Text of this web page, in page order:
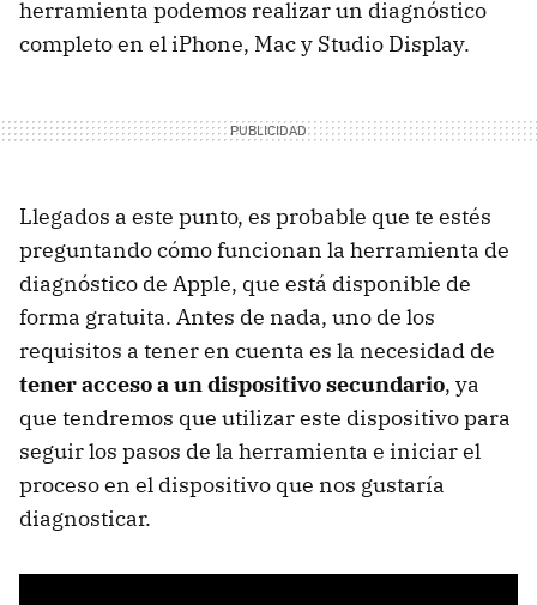
herramienta podemos realizar un diagnóstico
completo en el iPhone, Mac y Studio Display.
Llegados a este punto, es probable que te estés
preguntando cómo funcionan la herramienta de
diagnóstico de Apple, que está disponible de
forma gratuita. Antes de nada, uno de los
requisitos a tener en cuenta es la necesidad de
tener acceso a un dispositivo secundario, ya
que tendremos que utilizar este dispositivo para
seguir los pasos de la herramienta e iniciar el
proceso en el dispositivo que nos gustaría
diagnosticar.